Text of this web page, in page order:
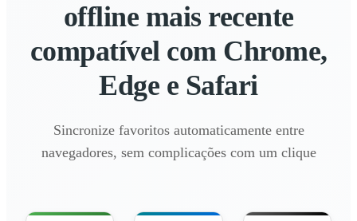
offline mais recente
compatível com Chrome,
Edge e Safari
Sincronize favoritos automaticamente entre
navegadores, sem complicações com um clique